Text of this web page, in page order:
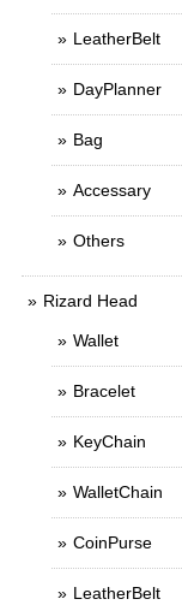
LeatherBelt
DayPlanner
Bag
Accessary
Others
Rizard Head
Wallet
Bracelet
KeyChain
WalletChain
CoinPurse
LeatherBelt